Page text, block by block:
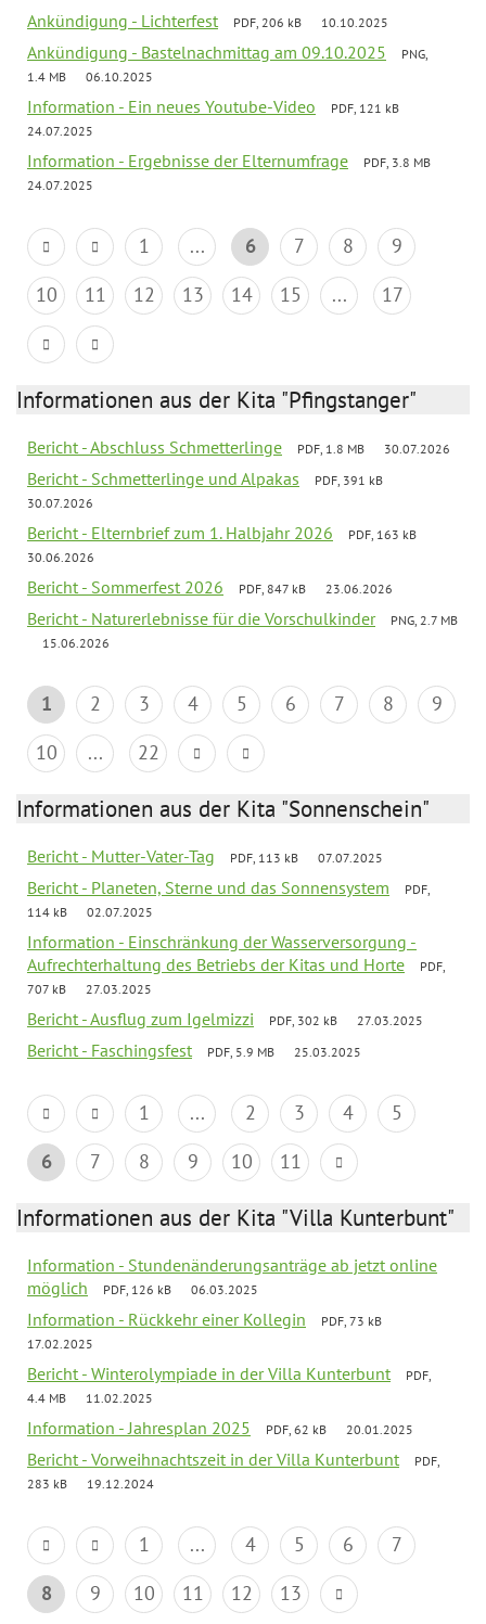
Ankündigung - Lichterfest PDF, 206 kB 10.10.2025
Ankündigung - Bastelnachmittag am 09.10.2025
PNG,
1.4 MB
06.10.2025
Information - Ein neues Youtube-Video
PDF, 121 kB
24.07.2025
Information - Ergebnisse der Elternumfrage
PDF, 3.8 MB
24.07.2025
1 ... 6 7 8
9
10
11 12 13 14 15 ... 17
Informationen aus der Kita "Pfingstanger"
Bericht - Abschluss Schmetterlinge PDF, 1.8 MB 30.07.2026
Bericht - Schmetterlinge und Alpakas
PDF, 391 kB
30.07.2026
Bericht - Elternbrief zum 1. Halbjahr 2026
PDF, 163 kB
30.06.2026
Bericht - Sommerfest 2026 PDF, 847 kB 23.06.2026
Bericht - Naturerlebnisse für die Vorschulkinder
PNG, 2.7 MB
15.06.2026
1 2 3 4 5 6 7 8
9
10
... 22
Informationen aus der Kita "Sonnenschein"
Bericht - Mutter-Vater-Tag PDF, 113 kB 07.07.2025
Bericht - Planeten, Sterne und das Sonnensystem
PDF,
114 kB
02.07.2025
Information - Einschränkung der Wasserversorgung -
Aufrechterhaltung des Betriebs der Kitas und Horte
PDF,
707 kB
27.03.2025
Bericht - Ausflug zum Igelmizzi PDF, 302 kB 27.03.2025
Bericht - Faschingsfest PDF, 5.9 MB 25.03.2025
1 ... 2 3 4
5
6
7 8 9 10 11
Informationen aus der Kita "Villa Kunterbunt"
Information - Stundenänderungsanträge ab jetzt online
möglich
PDF, 126 kB 06.03.2025
Information - Rückkehr einer Kollegin
PDF, 73 kB
17.02.2025
Bericht - Winterolympiade in der Villa Kunterbunt
PDF,
4.4 MB
11.02.2025
Information - Jahresplan 2025 PDF, 62 kB 20.01.2025
Bericht - Vorweihnachtszeit in der Villa Kunterbunt
PDF,
283 kB
19.12.2024
1 ... 4 5 6
7
8
9 10 11 12 13